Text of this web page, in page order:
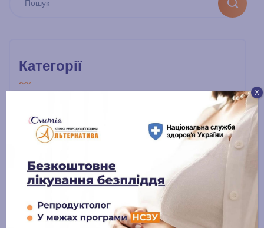
Категорії
Гінекологія
Ведення вагітності
Х